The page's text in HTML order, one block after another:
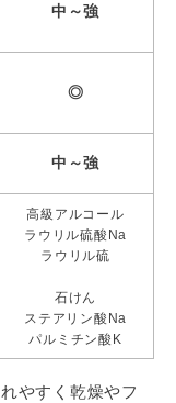
中～強
◎
中～強
高級アルコール
ラウリル硫酸Na
ラウリル硫
石けん
ステアリン酸Na
パルミチン酸K
やすく乾燥やフ